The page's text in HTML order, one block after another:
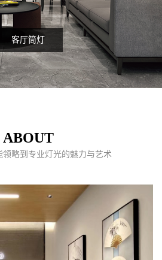
客厅筒灯
ABOUT
领略到专业灯光的魅力与艺术